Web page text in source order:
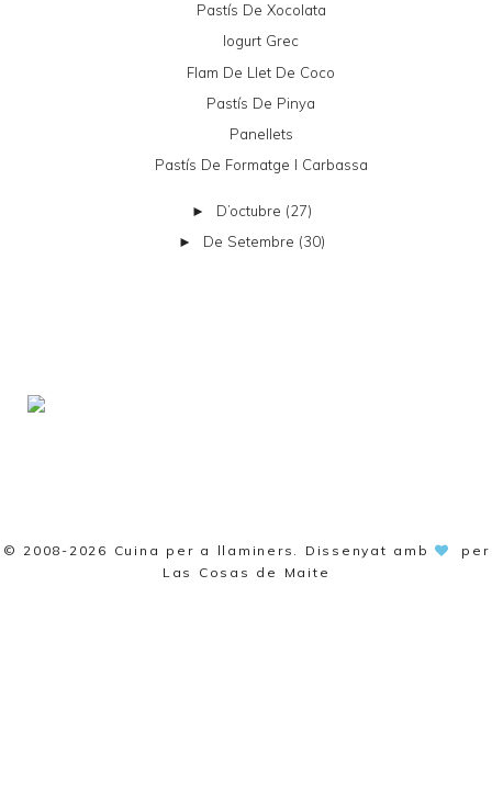
Pastís De Xocolata
Iogurt Grec
Flam De Llet De Coco
Pastís De Pinya
Panellets
Pastís De Formatge I Carbassa
► D’octubre (27)
► De Setembre (30)
© 2008-2026 Cuina per a llaminers . Dissenyat amb
per
Las Cosas de Maite